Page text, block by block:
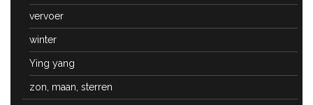
vervoer
winter
Ying yang
zon, maan, sterren